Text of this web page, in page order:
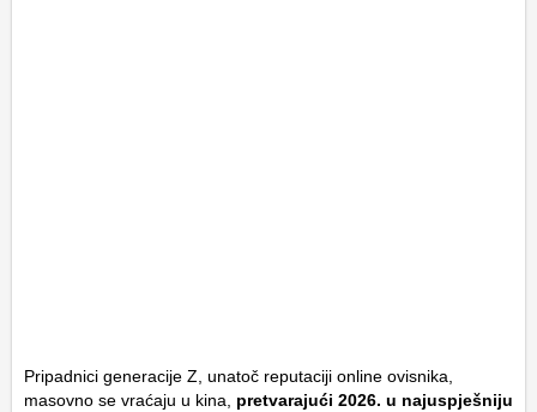
Pripadnici generacije Z, unatoč reputaciji online ovisnika,
masovno se vraćaju u kina, pretvarajući 2026. u najuspješniju